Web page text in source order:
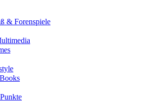
& Forenspiele